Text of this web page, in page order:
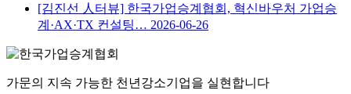
[김진선 人터뷰] 한국가업승계협회, 혁신바우처 가업승
계·AX·TX 컨설팅… 2026-06-26
가문의 지속 가능한 천년강소기업을 실현합니다